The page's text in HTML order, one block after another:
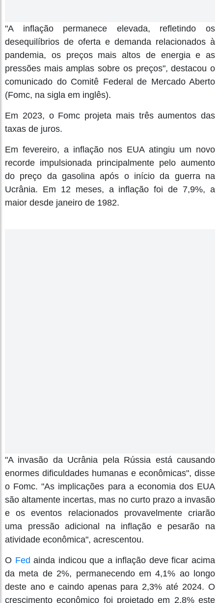
"A inflação permanece elevada, refletindo os
desequilíbrios de oferta e demanda relacionados à
pandemia, os preços mais altos de energia e as
pressões mais amplas sobre os preços", destacou o
comunicado do Comitê Federal de Mercado Aberto
(Fomc, na sigla em inglês).
Em 2023, o Fomc projeta mais três aumentos das
taxas de juros.
Em fevereiro, a inflação nos EUA atingiu um novo
recorde impulsionada principalmente pelo aumento
do preço da gasolina após o início da guerra na
Ucrânia. Em 12 meses, a inflação foi de 7,9%, a
maior desde janeiro de 1982.
"A invasão da Ucrânia pela Rússia está causando
enormes dificuldades humanas e econômicas", disse
o Fomc. "As implicações para a economia dos EUA
são altamente incertas, mas no curto prazo a invasão
e os eventos relacionados provavelmente criarão
uma pressão adicional na inflação e pesarão na
atividade econômica", acrescentou.
O Fed ainda indicou que a inflação deve ficar acima
da meta de 2%, permanecendo em 4,1% ao longo
deste ano e caindo apenas para 2,3% até 2024. O
crescimento econômico foi projetado em 2,8% este